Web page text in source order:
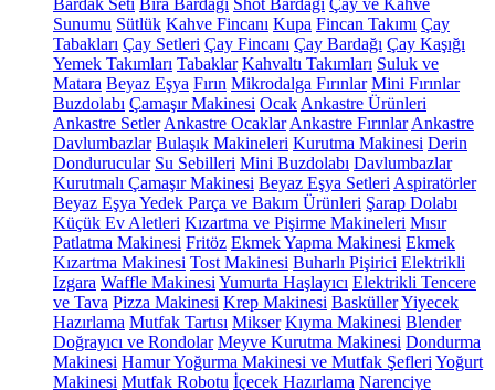
Bardak Seti Bira Bardağı Shot Bardağı Çay ve Kahve
Sunumu Sütlük Kahve Fincanı Kupa Fincan Takımı Çay
Tabakları Çay Setleri Çay Fincanı Çay Bardağı Çay Kaşığı
Yemek Takımları Tabaklar Kahvaltı Takımları Suluk ve
Matara Beyaz Eşya Fırın Mikrodalga Fırınlar Mini Fırınlar
Buzdolabı Çamaşır Makinesi Ocak Ankastre Ürünleri
Ankastre Setler Ankastre Ocaklar Ankastre Fırınlar Ankastre
Davlumbazlar Bulaşık Makineleri Kurutma Makinesi Derin
Dondurucular Su Sebilleri Mini Buzdolabı Davlumbazlar
Kurutmalı Çamaşır Makinesi Beyaz Eşya Setleri Aspiratörler
Beyaz Eşya Yedek Parça ve Bakım Ürünleri Şarap Dolabı
Küçük Ev Aletleri Kızartma ve Pişirme Makineleri Mısır
Patlatma Makinesi Fritöz Ekmek Yapma Makinesi Ekmek
Kızartma Makinesi Tost Makinesi Buharlı Pişirici Elektrikli
Izgara Waffle Makinesi Yumurta Haşlayıcı Elektrikli Tencere
ve Tava Pizza Makinesi Krep Makinesi BasküllerYiyecek
Hazırlama Mutfak Tartısı Mikser Kıyma Makinesi Blender
Doğrayıcı ve Rondolar Meyve Kurutma Makinesi Dondurma
Makinesi Hamur Yoğurma Makinesi ve Mutfak Şefleri Yoğurt
Makinesi Mutfak Robotu İçecek Hazırlama Narenciye